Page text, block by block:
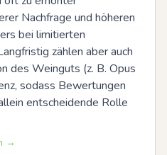
Nachfrage und höheren
bei limitierten
zählen aber auch
des Weinguts (z. B. Opus
sodass Bewertungen
entscheidende Rolle
→